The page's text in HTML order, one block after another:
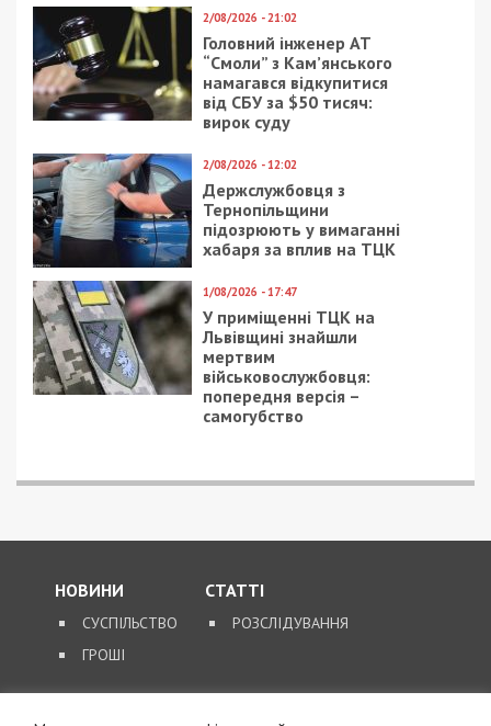
2/08/2026 - 21:02
Головний інженер АТ
“Смоли” з Кам’янського
намагався відкупитися
від СБУ за $50 тисяч:
вирок суду
2/08/2026 - 12:02
Держслужбовця з
Тернопільщини
підозрюють у вимаганні
хабаря за вплив на ТЦК
1/08/2026 - 17:47
У приміщенні ТЦК на
Львівщині знайшли
мертвим
військовослужбовця:
попередня версія –
самогубство
НОВИНИ
СУСПІЛЬСТВО
ГРОШІ
СТАТТІ
РОЗСЛІДУВАННЯ